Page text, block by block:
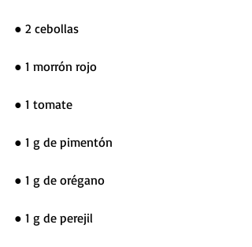
● 2 cebollas
● 1 morrón rojo
● 1 tomate
● 1 g de pimentón
● 1 g de orégano
● 1 g de perejil